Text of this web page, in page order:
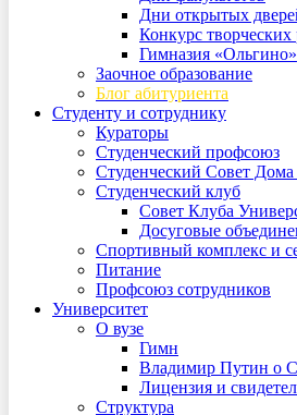
Дни открытых
Конкурс творческих
Гимназия «Ольгино»
Заочное образование
Блог абитуриента
Студенту и сотруднику
Кураторы
Студенческий профсоюз
Студенческий Совет Дома
Студенческий клуб
Совет Клуба
Досуговые
Спортивный комплекс и
Питание
Профсоюз сотрудников
Университет
О вузе
Гимн
Владимир Путин о
Лицензия и
Структура